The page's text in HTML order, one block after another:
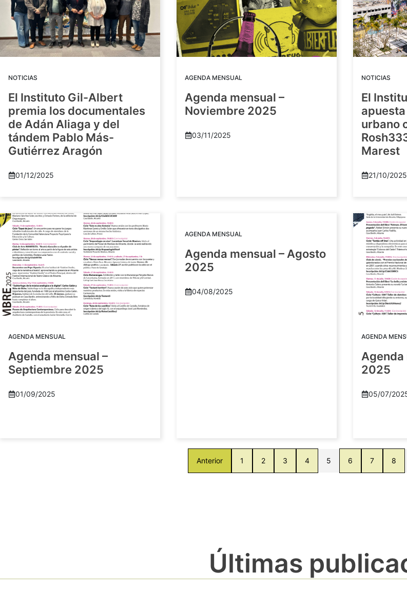
NOTICIAS
El Instituto Gil-Albert
premia los documentales
de Adán Aliaga y del
tándem Pablo Más-
Gutiérrez Aragón
01/12/2025
AGENDA MENSUAL
Agenda mensual –
Noviembre 2025
03/11/2025
NOTICIAS
El
urbano
Marest
21/10/2025
AGENDA MENSUAL
Agenda mensual –
Septiembre 2025
01/09/2025
AGENDA MENSUAL
Agenda mensual – Agosto
2025
04/08/2025
AGENDA
Agenda
2025
05/07/
Anterior 1 2 3 4 5 6 7 8
Últimas